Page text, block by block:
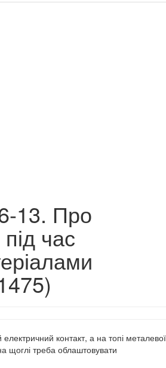
13. Про
час
контакт, а на топі металевої
щоглі треба облаштовувати